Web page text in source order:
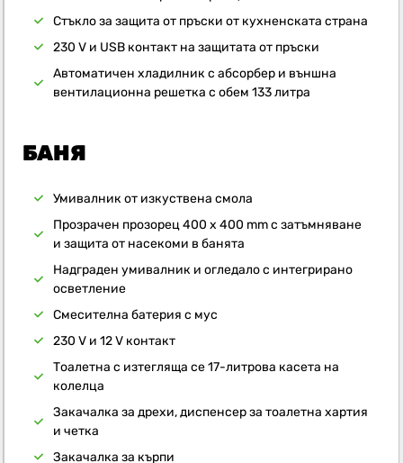
Стъкло за защита от пръски от кухненската страна
230 V и USB контакт на защитата от пръски
Автоматичен хладилник с абсорбер и външна
вентилационна решетка с обем 133 литра
БАНЯ
Умивалник от изкуствена смола
Прозрачен прозорец 400 x 400 mm с затъмняване
и защита от насекоми в банята
Надграден умивалник и огледало с интегрирано
осветление
Смесителна батерия с мус
230 V и 12 V контакт
Тоалетна с изтегляща се 17-литрова касета на
колелца
Закачалка за дрехи, диспенсер за тоалетна хартия
и четка
Закачалка за кърпи